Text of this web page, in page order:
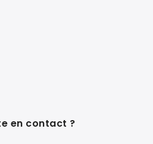
en contact ?